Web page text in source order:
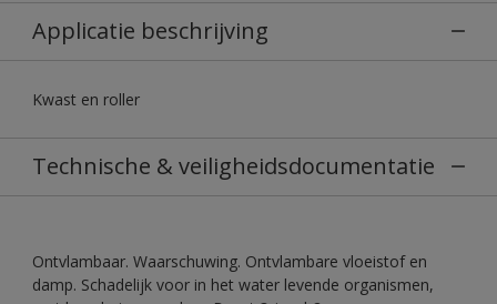
Applicatie beschrijving
Kwast en roller
Technische & veiligheidsdocumentatie
Ontvlambaar. Waarschuwing. Ontvlambare vloeistof en
damp. Schadelijk voor in het water levende organismen,